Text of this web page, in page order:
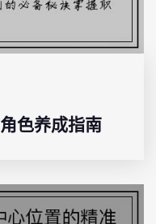
色养成指南